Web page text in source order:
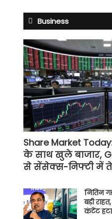
Business
Share Market
के साथ खुले बाजार,
से सेंसेक्स-निफ्टी में
नितिन
बड़ी
कंटेंट